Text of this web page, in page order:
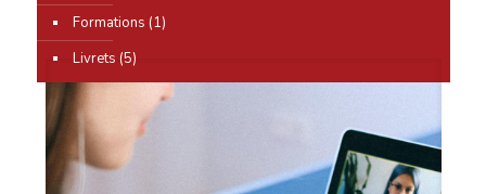
Formations (1)
Livrets (5)